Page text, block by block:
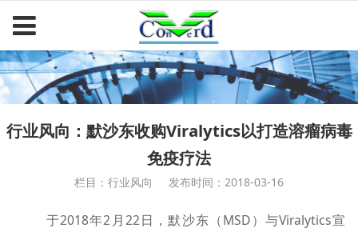
行业风向：默沙东收购Viralytics以打造溶瘤病毒
免疫疗法
栏目：行业风向 发布时间：2018-03-16
于2018年2月22日，默沙东（MSD）与Viralytics宣